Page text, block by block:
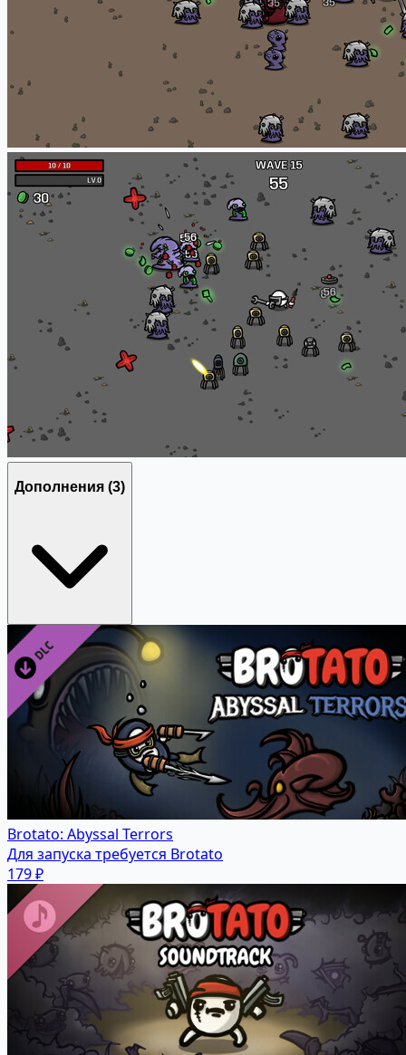
Дополнения (3)
Brotato: Abyssal Terrors
Для запуска требуется Brotato
179 ₽